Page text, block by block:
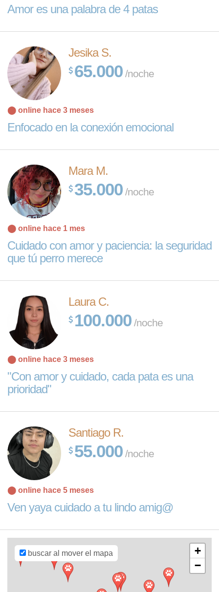
Amor es una palabra de 4 patas
Jesika S.
65.000 /noche
⬤ online hace 3 meses
Enfocado en la conexión emocional
Mara M.
35.000 /noche
⬤ online hace 1 mes
Cuidado con amor y paciencia: la seguridad
que tú perro merece
Laura C.
100.000 /noche
⬤ online hace 3 meses
"Con amor y cuidado, cada pata es una
prioridad"
Santiago R.
55.000 /noche
⬤ online hace 5 meses
Ven yaya cuidado a tu lindo amig@
buscar al mover el mapa
+
−
OpenStreetMap
contributors,